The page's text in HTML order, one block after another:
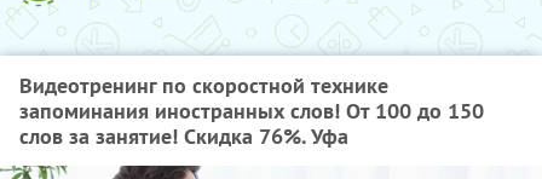
Видеотренинг по скоростной технике
запоминания иностранных слов! От 100 до 150
слов за занятие! Скидка 76%. Уфа